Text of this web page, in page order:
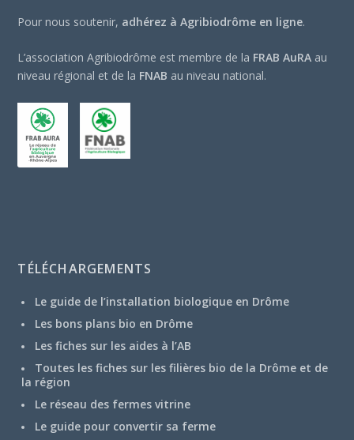
Pour nous soutenir, adhérez à Agribiodrôme en ligne.
L’association Agribiodrôme est membre de la FRAB AuRA au
niveau régional et de la FNAB au niveau national.
TÉLÉCHARGEMENTS
Le guide de l’installation biologique en Drôme
Les bons plans bio en Drôme
Les fiches sur les aides à l’AB
Toutes les fiches sur les filières bio de la Drôme et de
la région
Le réseau des fermes vitrine
Le guide pour convertir sa ferme